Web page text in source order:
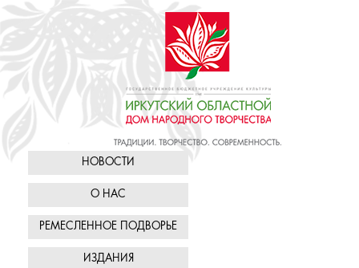
НОВОСТИ
О НАС
РЕМЕСЛЕННОЕ ПОДВОРЬЕ
ИЗДАНИЯ